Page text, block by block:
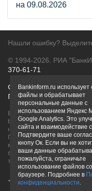
на 09.08.2026
Нашли ошибку?
© 1994-2026. РИА
370-61-71
О проектеПолитика
Правовая информация
Вся информация о
bankinform.ru, носит
не является публичной
ГК РФ. Информация не
может быть изменена.
банков или при личном
товарные знаки
Bankinform.ru использует
файлы и обрабатывает
персональные данные с
использованием Яндекс
Google Analytics. Это
сайта и взаимодействие
Подтвердите ваше
кнопу Ок. Если вы не
ваши данные
пожалуйста, ограничьте
использование файлов
браузере. Подробнее в
конфиденциальности.